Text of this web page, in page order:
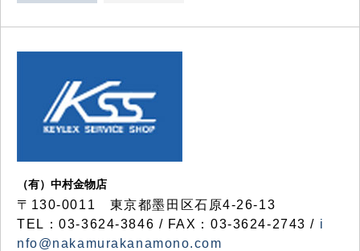
（有）中村金物店
〒130-0011 東京都墨田区石原4-26-13
TEL：03-3624-3846 / FAX：03-3624-2743 / i
nfo@nakamurakanamono.com